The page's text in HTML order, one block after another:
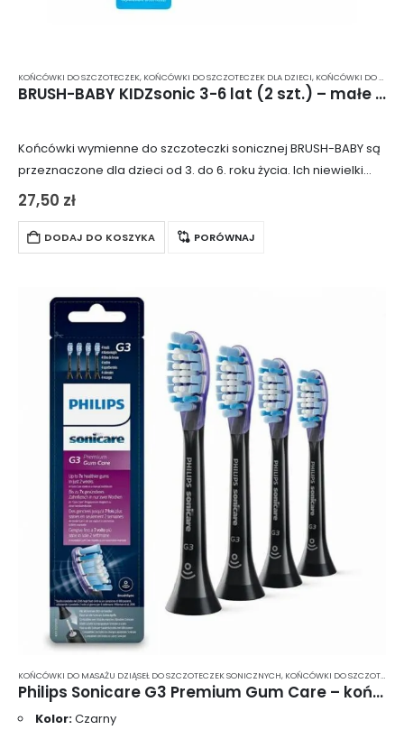
KOŃCÓWKI DO SZCZOTECZEK, KOŃCÓWKI DO SZCZOTECZEK DLA DZIECI, KOŃCÓWKI DO SZCZOTECZKI SONICZNEJ
BRUSH-BABY KIDZsonic 3-6 lat (2 szt.) – małe końcówki wymienne dla szczoteczki sonicznej
Końcówki wymienne do szczoteczki sonicznej BRUSH-BABY są
przeznaczone dla dzieci od 3. do 6. roku życia. Ich niewielki
rozmiar ułatwia szczotkowanie zębów dziecka, a dokładnie
27,50 zł
DODAJ DO KOSZYKA PORÓWNAJ
KOŃCÓWKI DO MASAŻU DZIĄSEŁ DO SZCZOTECZEK SONICZNYCH, KOŃCÓWKI DO SZCZOTECZEK
Philips Sonicare G3 Premium Gum Care – końcówki do szczoteczki sonicznej w kolorze czarnym (HX9054/33) – 4 sztuki HX9054/33
Kolor:Czarny